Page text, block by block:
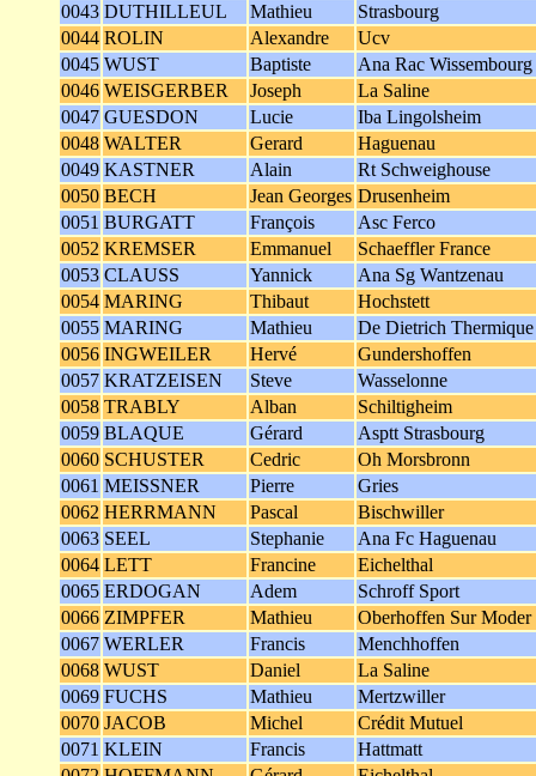
0043 DUTHILLEUL Mathieu
Strasbourg
0044 ROLIN Alexandre
Ucv
0045 WUST Baptiste
Ana Rac Wissembourg
0046 WEISGERBER Joseph
La Saline
0047 GUESDON Lucie
Iba Lingolsheim
0048 WALTER Gerard
Haguenau
0049 KASTNER Alain
Rt Schweighouse
0050 BECH Jean Georges Drusenheim
0051 BURGATT François
Asc Ferco
0052 KREMSER Emmanuel
Schaeffler France
0053 CLAUSS Yannick
Ana Sg Wantzenau
0054 MARING Thibaut
Hochstett
0055 MARING Mathieu
De Dietrich Thermique
0056 INGWEILER Hervé
Gundershoffen
0057 KRATZEISEN Steve
Wasselonne
0058 TRABLY Alban
Schiltigheim
0059 BLAQUE Gérard
Asptt Strasbourg
0060 SCHUSTER Cedric
Oh Morsbronn
0061 MEISSNER Pierre
Gries
0062 HERRMANN Pascal
Bischwiller
0063 SEEL Stephanie
Ana Fc Haguenau
0064 LETT Francine
Eichelthal
0065 ERDOGAN Adem
Schroff Sport
0066 ZIMPFER Mathieu
Oberhoffen Sur Moder
0067 WERLER Francis
Menchhoffen
0068 WUST Daniel
La Saline
0069 FUCHS Mathieu
Mertzwiller
0070 JACOB Michel
Crédit Mutuel
0071 KLEIN Francis
Hattmatt